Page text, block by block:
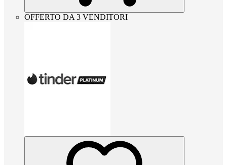
OFFERTO DA 3 VENDITORI